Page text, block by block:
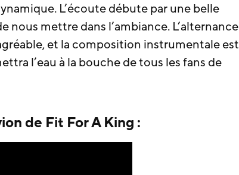
L’écoute débute par une belle
mettre dans l’ambiance. L’alternance
et la composition instrumentale est
l’eau à la bouche de tous les fans de
de Fit For A King :